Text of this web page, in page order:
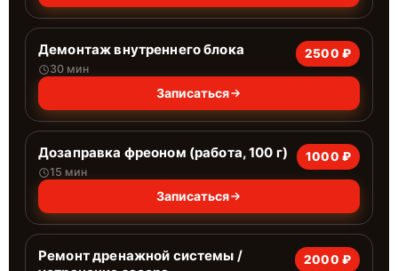
Демонтаж внутреннего блока
30 мин
2500 ₽
Записаться
Дозаправка фреоном (работа, 100 г)
15 мин
1000 ₽
Записаться
Ремонт дренажной системы /
2000 ₽